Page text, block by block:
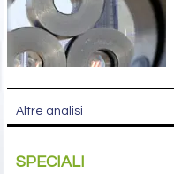
Altre analisi
SPECIALI